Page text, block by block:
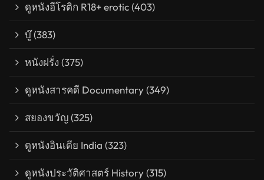
ดูหนังอีโรติก R18+ erotic(403)
บู๊(383)
หนังฝรั่ง (375)
ดูหนังสารคดี Documentary(349)
สยองขวัญ(325)
ดูหนังอินเดีย India (323)
ดูหนังประวัติศาสตร์ History(315)